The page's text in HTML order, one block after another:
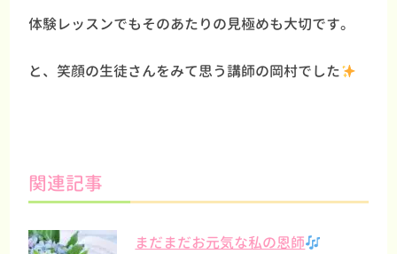
体験レッスンでもそのあたりの見極めも大切です。
と、笑顔の生徒さんをみて思う講師の岡村でした
関連記事
まだまだお元気な私の恩師